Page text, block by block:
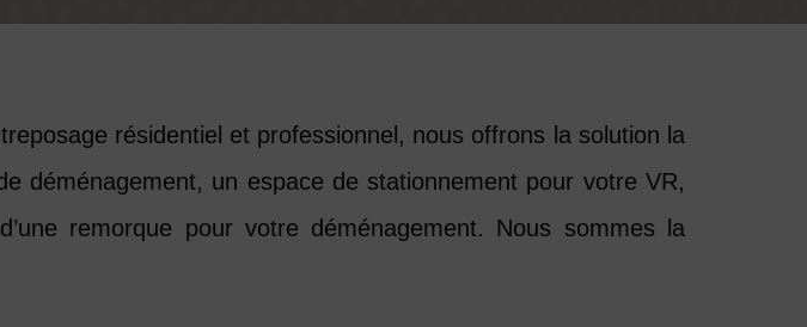
résidentiel et professionnel, nous offrons la solution la
déménagement, un espace de stationnement pour votre VR,
remorque pour votre déménagement. Nous sommes la